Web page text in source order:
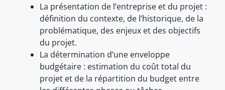
La présentation de l’entreprise et du projet :
définition du contexte, de l’historique, de la
problématique, des enjeux et des objectifs
du projet.
La détermination d’une enveloppe
budgétaire : estimation du coût total du
projet et de la répartition du budget entre